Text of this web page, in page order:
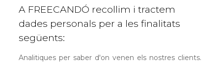
A FREECANDÓ recollim i tractem
dades personals per a les finalitats
següents:
Analitiques per saber d'on venen els nostres clients.